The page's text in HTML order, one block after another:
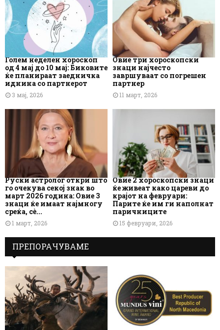
Голем неделен хороскоп
од 4 мај до 10 мај: Биковите
ќе планираат заедничка
иднина со партнерот
3 мај, 2026
Овие три хороскопски
знаци најчесто
завршуваат со погрешен
партнер
11 март, 2026
Руски астролог откри што
го очекува секој знак во
март 2026 година: Овие 3
знаци ќе имаат најмногу
среќа, сè...
1 март, 2026
Овие 2 хороскопски знаци
ќе живеат како цареви до
крајот на февруари:
Парите ќе им ги наполнат
паричниците
15 февруари, 2026
ПРЕПОРАЧУВАМЕ